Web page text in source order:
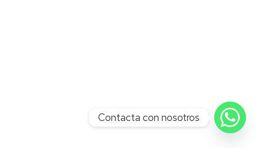
Contacta con nosotros